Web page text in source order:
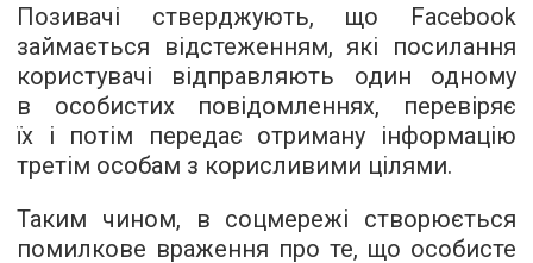
Позивачі стверджують, що Facebook
займається відстеженням, які посилання
користувачі відправляють один одному
в особистих повідомленнях, перевіряє
їх і потім передає отриману інформацію
третім особам з корисливими цілями.
Таким чином, в соцмережі створюється
помилкове враження про те, що особисте